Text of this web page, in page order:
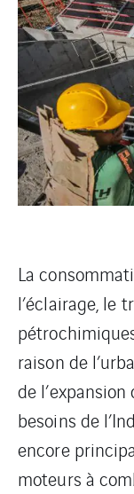
La
l’éclairage, le
raison de
de
besoins de
encore
moteurs à